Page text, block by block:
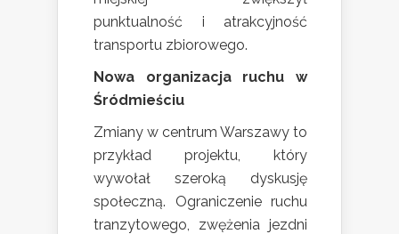
punktualność i atrakcyjność
transportu zbiorowego.
Nowa organizacja ruchu w
Śródmieściu
Zmiany w centrum Warszawy to
przykład projektu, który
wywołał szeroką dyskusję
społeczną. Ograniczenie ruchu
tranzytowego, zwężenia jezdni